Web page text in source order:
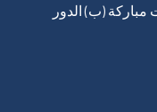
(ب) الدور